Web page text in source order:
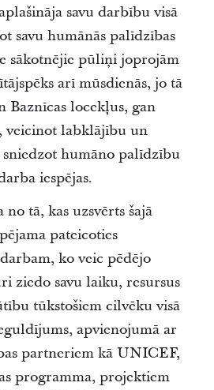
savu darbību visā
savu humānās palīdzības
sākotnējie pūliņi joprojām
arī mūsdienās, jo tā
Baznīcas locekļus, gan
veicinot labklājību un
humāno palīdzību
iespējas.
tā, kas uzsvērts šajā
pateicoties
ko veic pēdējo
ziedo savu laiku, resursus
tūkstošiem cilvēku visā
apvienojumā ar
partneriem kā UNICEF,
programma, projektiem